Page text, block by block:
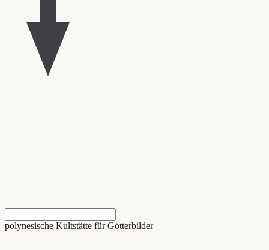
polynesische Kultstätte für Götterbilder